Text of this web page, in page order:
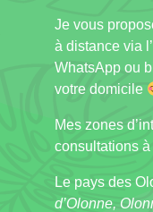
Je vous
à distance via
WhatsApp ou
votre domicile
Mes zones
consultations
Le pays des
d’Olonne,